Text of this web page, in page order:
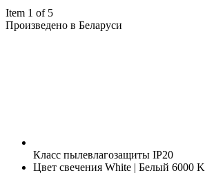
Item 1 of 5
Произведено в Беларуси
Класс пылевлагозащиты IP20
Цвет свечения White | Белый 6000 K